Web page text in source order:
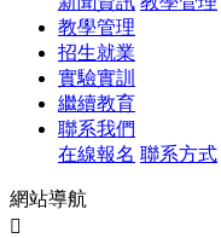
教學管理
招生就業
實驗實訓
繼續教育
聯系我們
在線報名 聯系方式
網站導航
